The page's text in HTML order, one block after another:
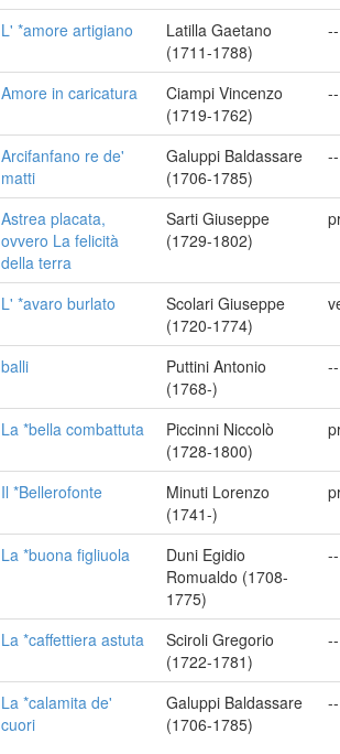
L' *amore artigiano
Latilla Gaetano
(1711-1788)
--
Amore in caricatura
Ciampi Vincenzo
(1719-1762)
--
Arcifanfano re de'
matti
Galuppi Baldassare
(1706-1785)
--
Astrea placata,
ovvero La felicità
della terra
Sarti Giuseppe
(1729-1802)
L' *avaro burlato
Scolari Giuseppe
(1720-1774)
balli
Puttini Antonio
(1768-)
--
La *bella combattuta
Piccinni Niccolò
(1728-1800)
Il *Bellerofonte
Minuti Lorenzo
(1741-)
La *buona figliuola
Duni Egidio
Romualdo (1708-
1775)
--
La *caffettiera astuta
Sciroli Gregorio
(1722-1781)
--
La *calamita de'
cuori
Galuppi Baldassare
(1706-1785)
--